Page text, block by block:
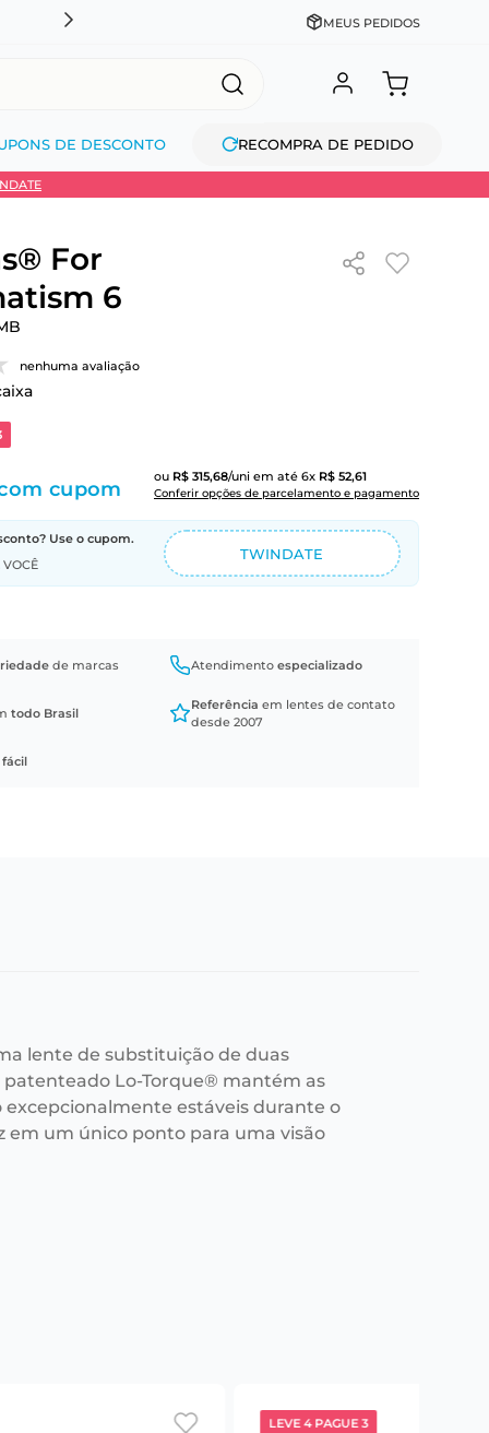
DESCONTO NO PIX OU À VISTA + PARCELAMENTO EM
MEUS PEDIDOS
DE DESCONTO RECOMPRA DE PEDIDO
For
6
nenhuma avaliação
cupom
ou R$ 315,68/uni em até 6x R$ 52,61
Conferir opções de parcelamento e pagamento
Use o cupom.
VOCÊ
TWINDATE
de marcas Atendimentoespecializado
todo Brasil
Referência em lentes de contato
desde 2007
fácil
lente de substituição de duas
Lo-Torque® mantém as
estáveis durante o
em um único ponto para uma visão
LEVE 4 PAGUE 3